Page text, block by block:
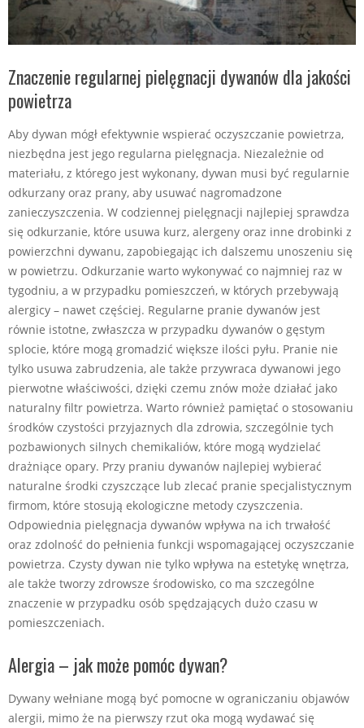
Znaczenie regularnej pielęgnacji dywanów dla jakości
powietrza
Aby dywan mógł efektywnie wspierać oczyszczanie powietrza,
niezbędna jest jego regularna pielęgnacja. Niezależnie od
materiału, z którego jest wykonany, dywan musi być regularnie
odkurzany oraz prany, aby usuwać nagromadzone
zanieczyszczenia. W codziennej pielęgnacji najlepiej sprawdza
się odkurzanie, które usuwa kurz, alergeny oraz inne drobinki z
powierzchni dywanu, zapobiegając ich dalszemu unoszeniu się
w powietrzu. Odkurzanie warto wykonywać co najmniej raz w
tygodniu, a w przypadku pomieszczeń, w których przebywają
alergicy – nawet częściej. Regularne pranie dywanów jest
równie istotne, zwłaszcza w przypadku dywanów o gęstym
splocie, które mogą gromadzić większe ilości pyłu. Pranie nie
tylko usuwa zabrudzenia, ale także przywraca dywanowi jego
pierwotne właściwości, dzięki czemu znów może działać jako
naturalny filtr powietrza. Warto również pamiętać o stosowaniu
środków czystości przyjaznych dla zdrowia, szczególnie tych
pozbawionych silnych chemikaliów, które mogą wydzielać
drażniące opary. Przy praniu dywanów najlepiej wybierać
naturalne środki czyszczące lub zlecać pranie specjalistycznym
firmom, które stosują ekologiczne metody czyszczenia.
Odpowiednia pielęgnacja dywanów wpływa na ich trwałość
oraz zdolność do pełnienia funkcji wspomagającej oczyszczanie
powietrza. Czysty dywan nie tylko wpływa na estetykę wnętrza,
ale także tworzy zdrowsze środowisko, co ma szczególne
znaczenie w przypadku osób spędzających dużo czasu w
pomieszczeniach.
Alergia – jak może pomóc dywan?
Dywany wełniane mogą być pomocne w ograniczaniu objawów
alergii, mimo że na pierwszy rzut oka mogą wydawać się